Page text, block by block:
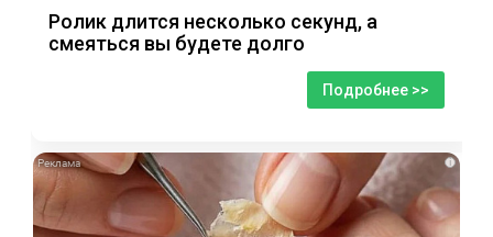
Ролик длится несколько секунд, а
смеяться вы будете долго
Подробнее >>
i